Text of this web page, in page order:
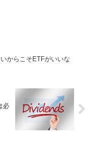
からこそETFがいいな
必